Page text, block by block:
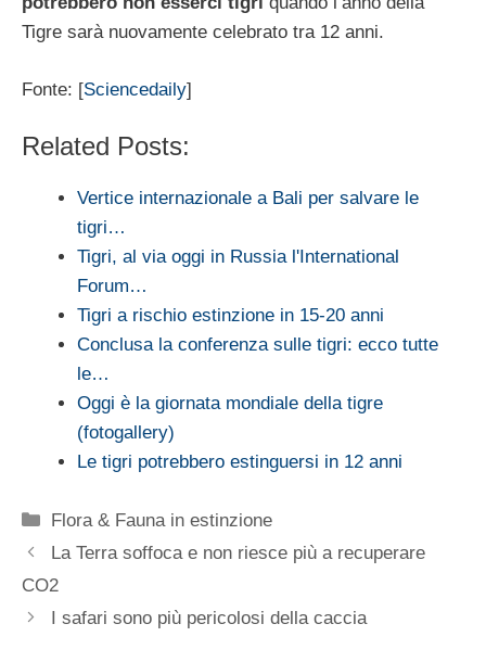
Tigre sarà nuovamente celebrato tra 12 anni.
Fonte: [Sciencedaily]
Related Posts:
Vertice internazionale a Bali per salvare le
tigri…
Tigri, al via oggi in Russia l'International
Forum…
Tigri a rischio estinzione in 15-20 anni
Conclusa la conferenza sulle tigri: ecco tutte
le…
Oggi è la giornata mondiale della tigre
(fotogallery)
Le tigri potrebbero estinguersi in 12 anni
Categorie
Flora & Fauna in estinzione
La Terra soffoca e non riesce più a recuperare
CO2
I safari sono più pericolosi della caccia